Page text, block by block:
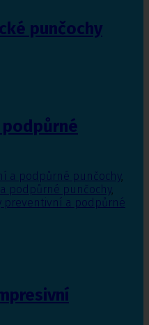
punčochy
a podpůrné punčochy,
podpůrné punčochy,
preventivní a podpůrné